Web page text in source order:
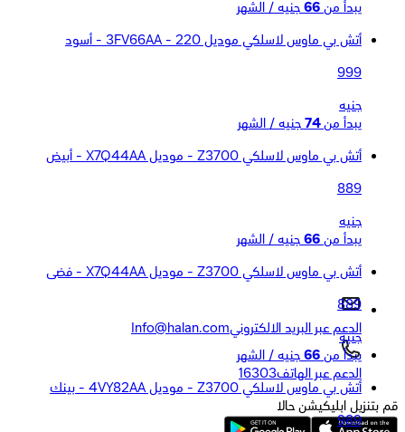
يبدأ من 66 جنيه / الشهر
أتش بي ماوس لاسلكي موديل 220 - 3FV66AA - أسود
999
جنيه
يبدأ من 74 جنيه / الشهر
أتش بي ماوس لاسلكي Z3700 - موديل X7Q44AA - أبيض
889
جنيه
يبدأ من 66 جنيه / الشهر
أتش بي ماوس لاسلكي Z3700 - موديل X7Q44AA - فضى
889
جنيه
يبدأ من 66 جنيه / الشهر
أتش بي ماوس لاسلكي Z3700 - موديل 4VY82AA - بينك
989
الدعم عبر البريد الالكترونيInfo@halan.com
الدعم عبر الهاتف16303
قم بتنزيل ابليكيشن حالا